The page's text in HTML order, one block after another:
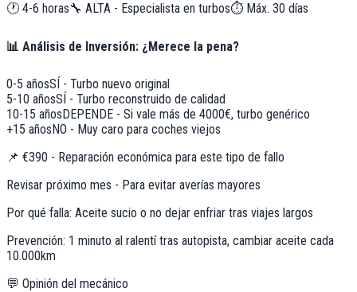
🕐 4-6 horas🔧 ALTA - Especialista en turbos⏱️ Máx. 30 días
📊 Análisis de Inversión: ¿Merece la pena?
0-5 añosSÍ - Turbo nuevo original
5-10 añosSÍ - Turbo reconstruido de calidad
10-15 añosDEPENDE - Si vale más de 4000€, turbo genérico
+15 añosNO - Muy caro para coches viejos
📌 €390 - Reparación económica para este tipo de fallo
Revisar próximo mes - Para evitar averías mayores
Por qué falla: Aceite sucio o no dejar enfriar tras viajes largos
Prevención: 1 minuto al ralentí tras autopista, cambiar aceite cada
10.000km
💬 Opinión del mecánico